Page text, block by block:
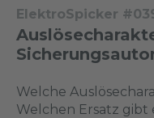
ElektroSpicker
Welche
Welchen Ersatz gibt